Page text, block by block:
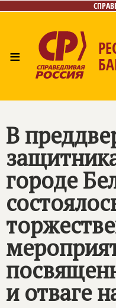
≡
В
городе
и отваге